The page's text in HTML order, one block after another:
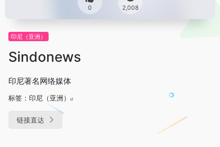
0 2,008
印尼（亚洲）
Sindonews
印尼著名网络媒体
标签： 印尼（亚洲）
链接直达